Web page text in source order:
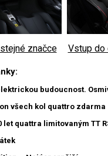
značce Vstup do
budoucnost.
všech kol quattro zdarma
let quattra limitovaným TT